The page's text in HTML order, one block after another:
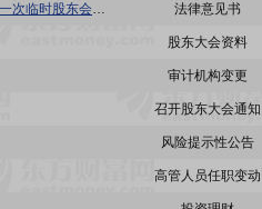
埃科光电:上海市锦天城律师事务所关于合肥埃科光电科技股份有限公司2026年第一次临时股东会之法律意见书 法律意见书
股东大会资料
审计机构变更
召开股东大会通知
风险提示性公告
高管人员任职变动